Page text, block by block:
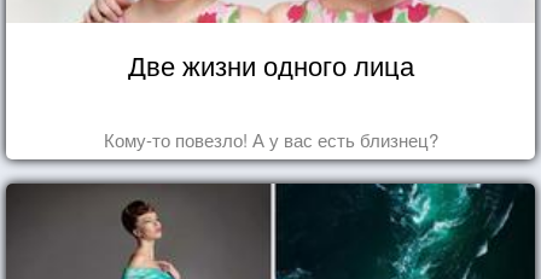
Две жизни одного лица
Кому-то повезло! А у вас есть близнец?